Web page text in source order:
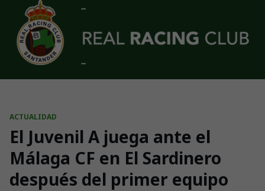
Skip to main content
ACTUALIDAD
El Juvenil A juega ante el
Málaga CF en El Sardinero
después del primer equipo